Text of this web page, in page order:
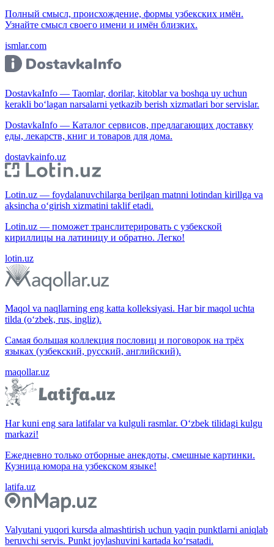
Полный смысл, происхождение, формы узбекских имён.
Узнайте смысл своего имени и имён близких.
ismlar.com
DostavkaInfo — Taomlar, dorilar, kitoblar va boshqa uy uchun
kerakli bo‘lagan narsalarni yetkazib berish xizmatlari bor servislar.
DostavkaInfo — Каталог сервисов, предлагающих доставку
еды, лекарств, книг и товаров для дома.
dostavkainfo.uz
Lotin.uz — foydalanuvchilarga berilgan matnni lotindan kirillga va
aksincha o‘girish xizmatini taklif etadi.
Lotin.uz — поможет транслитерировать с узбекской
кириллицы на латиницу и обратно. Легко!
lotin.uz
Maqol va naqllarning eng katta kolleksiyasi. Har bir maqol uchta
tilda (o‘zbek, rus, ingliz).
Самая большая коллекция пословиц и поговорок на трёх
языках (узбекский, русский, английский).
maqollar.uz
Har kuni eng sara latifalar va kulguli rasmlar. O‘zbek tilidagi kulgu
markazi!
Ежедневно только отборные анекдоты, смешные картинки.
Кузница юмора на узбекском языке!
latifa.uz
Valyutani yuqori kursda almashtirish uchun yaqin punktlarni aniqlab
beruvchi servis. Punkt joylashuvini kartada ko‘rsatadi.